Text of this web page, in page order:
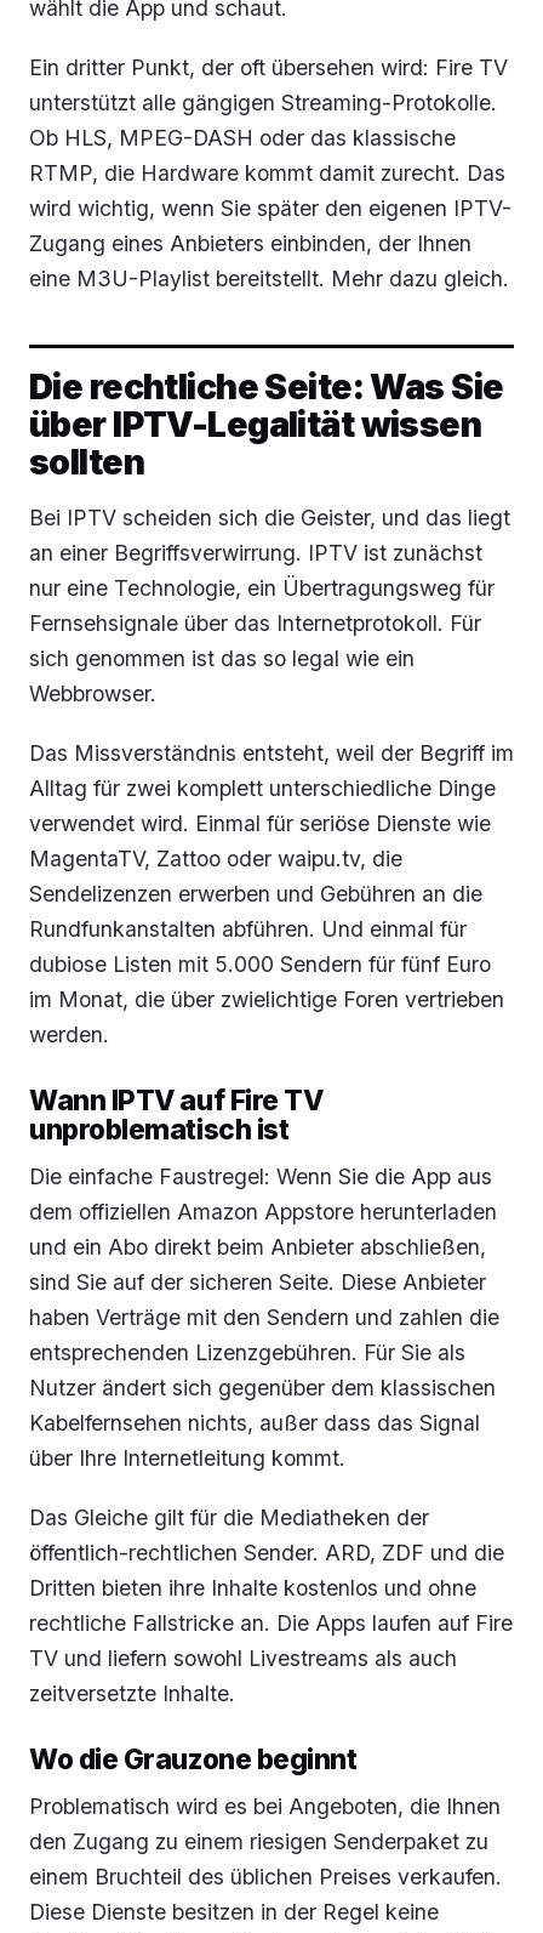
wählt die App und schaut.
Ein dritter Punkt, der oft übersehen wird: Fire TV
unterstützt alle gängigen Streaming-Protokolle.
Ob HLS, MPEG-DASH oder das klassische
RTMP, die Hardware kommt damit zurecht. Das
wird wichtig, wenn Sie später den eigenen IPTV-
Zugang eines Anbieters einbinden, der Ihnen
eine M3U-Playlist bereitstellt. Mehr dazu gleich.
Die rechtliche Seite: Was Sie
über IPTV-Legalität wissen
sollten
Bei IPTV scheiden sich die Geister, und das liegt
an einer Begriffsverwirrung. IPTV ist zunächst
nur eine Technologie, ein Übertragungsweg für
Fernsehsignale über das Internetprotokoll. Für
sich genommen ist das so legal wie ein
Webbrowser.
Das Missverständnis entsteht, weil der Begriff im
Alltag für zwei komplett unterschiedliche Dinge
verwendet wird. Einmal für seriöse Dienste wie
MagentaTV, Zattoo oder waipu.tv, die
Sendelizenzen erwerben und Gebühren an die
Rundfunkanstalten abführen. Und einmal für
dubiose Listen mit 5.000 Sendern für fünf Euro
im Monat, die über zwielichtige Foren vertrieben
werden.
Wann IPTV auf Fire TV
unproblematisch ist
Die einfache Faustregel: Wenn Sie die App aus
dem offiziellen Amazon Appstore herunterladen
und ein Abo direkt beim Anbieter abschließen,
sind Sie auf der sicheren Seite. Diese Anbieter
haben Verträge mit den Sendern und zahlen die
entsprechenden Lizenzgebühren. Für Sie als
Nutzer ändert sich gegenüber dem klassischen
Kabelfernsehen nichts, außer dass das Signal
über Ihre Internetleitung kommt.
Das Gleiche gilt für die Mediatheken der
öffentlich-rechtlichen Sender. ARD, ZDF und die
Dritten bieten ihre Inhalte kostenlos und ohne
rechtliche Fallstricke an. Die Apps laufen auf Fire
TV und liefern sowohl Livestreams als auch
zeitversetzte Inhalte.
Wo die Grauzone beginnt
Problematisch wird es bei Angeboten, die Ihnen
den Zugang zu einem riesigen Senderpaket zu
einem Bruchteil des üblichen Preises verkaufen.
Diese Dienste besitzen in der Regel keine